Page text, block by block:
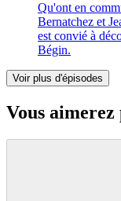
Qu'ont en
Bernatchez et
est convié à
Bégin.
Voir plus d'épisodes
Vous